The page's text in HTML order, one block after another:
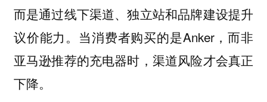
而是通过线下渠道、独立站和品牌建设提升
议价能力。当消费者购买的是Anker，而非
亚马逊推荐的充电器时，渠道风险才会真正
下降。